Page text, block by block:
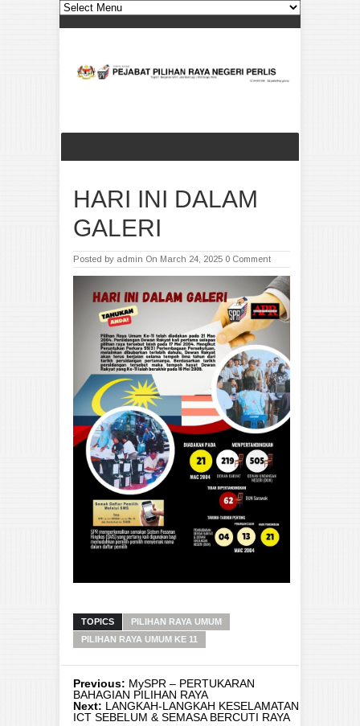
HARI INI DALAM
GALERI
Posted by admin On March 24, 2025 0 Comment
TOPICS
PILIHAN RAYA UMUM
PILIHAN RAYA UMUM KE 11
Previous: MySPR – PERTUKARAN
BAHAGIAN PILIHAN RAYA
Next: LANGKAH-LANGKAH KESELAMATAN
ICT SEBELUM & SEMASA BERCUTI RAYA